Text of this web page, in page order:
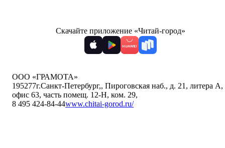
Скачайте приложение «Читай-город»
ООО «ГРАМОТА»
195277г.Санкт-Петербург,, Пироговская наб., д. 21, литера А,
офис 63, часть помещ. 12-Н, ком. 29,
8 495 424-84-44www.chitai-gorod.ru/